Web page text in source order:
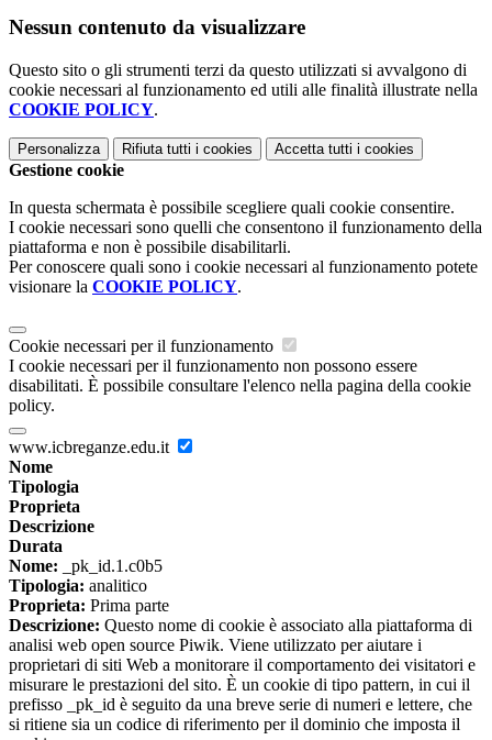
Nessun contenuto da visualizzare
Questo sito o gli strumenti terzi da questo utilizzati si avvalgono di
cookie necessari al funzionamento ed utili alle finalità illustrate nella
COOKIE POLICY.
Personalizza Rifiuta tutti i cookies Accetta tutti i cookies
Gestione cookie
In questa schermata è possibile scegliere quali cookie consentire.
I cookie necessari sono quelli che consentono il funzionamento della
piattaforma e non è possibile disabilitarli.
Per conoscere quali sono i cookie necessari al funzionamento potete
visionare la COOKIE POLICY.
Cookie necessari per il funzionamento
I cookie necessari per il funzionamento non possono essere
disabilitati. È possibile consultare l'elenco nella pagina della cookie
policy.
www.icbreganze.edu.it
Nome
Tipologia
Proprieta
Descrizione
Durata
Nome: _pk_id.1.c0b5
Tipologia: analitico
Proprieta: Prima parte
Descrizione: Questo nome di cookie è associato alla piattaforma di
analisi web open source Piwik. Viene utilizzato per aiutare i
proprietari di siti Web a monitorare il comportamento dei visitatori e
misurare le prestazioni del sito. È un cookie di tipo pattern, in cui il
prefisso _pk_id è seguito da una breve serie di numeri e lettere, che
si ritiene sia un codice di riferimento per il dominio che imposta il